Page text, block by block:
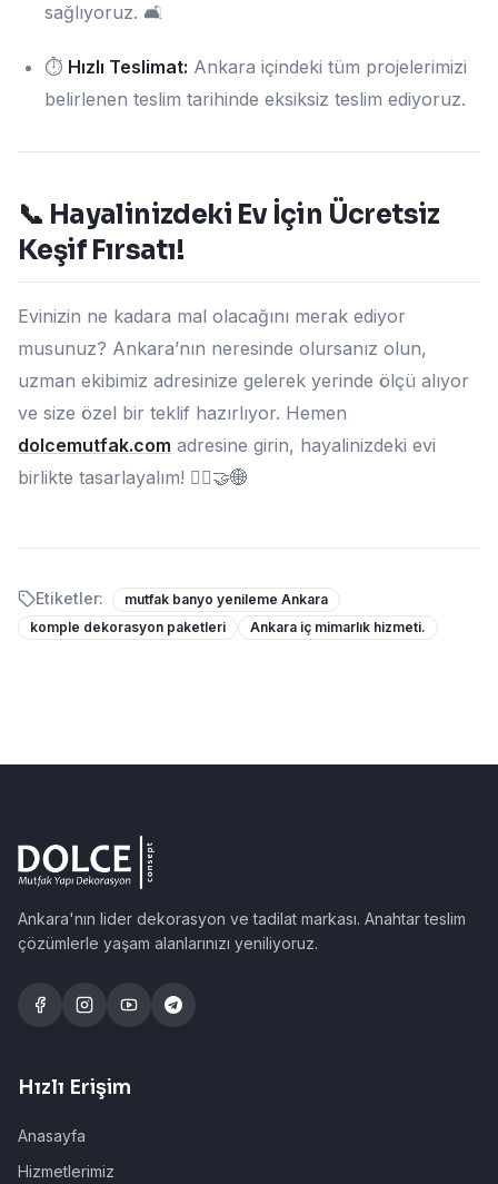
sağlıyoruz. 🛋️
⏱️ Hızlı Teslimat: Ankara içindeki tüm projelerimizi
belirlenen teslim tarihinde eksiksiz teslim ediyoruz.
📞 Hayalinizdeki Ev İçin Ücretsiz
Keşif Fırsatı!
Evinizin ne kadara mal olacağını merak ediyor
musunuz? Ankara’nın neresinde olursanız olun,
uzman ekibimiz adresinize gelerek yerinde ölçü alıyor
ve size özel bir teklif hazırlıyor. Hemen
dolcemutfak.com adresine girin, hayalinizdeki evi
birlikte tasarlayalım! 👷‍♂️🤝🌐
Etiketler:
mutfak banyo yenileme Ankara
komple dekorasyon paketleri
Ankara iç mimarlık hizmeti.
Ankara'nın lider dekorasyon ve tadilat markası. Anahtar teslim
çözümlerle yaşam alanlarınızı yeniliyoruz.
Hızlı Erişim
Anasayfa
Hizmetlerimiz